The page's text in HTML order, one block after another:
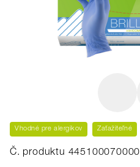
Vhodné pre alergikov Zaťažiteľné
Č. produktu 445100070000